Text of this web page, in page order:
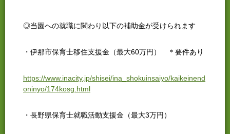
◎当園への就職に関わり以下の補助金が受けられます
・伊那市保育士移住支援金（最大60万円） ＊要件あり
https://www.inacity.jp/shisei/ina_shokuinsaiyo/kaikeinend
oninyo/174kosg.html
・長野県保育士就職活動支援金（最大3万円）